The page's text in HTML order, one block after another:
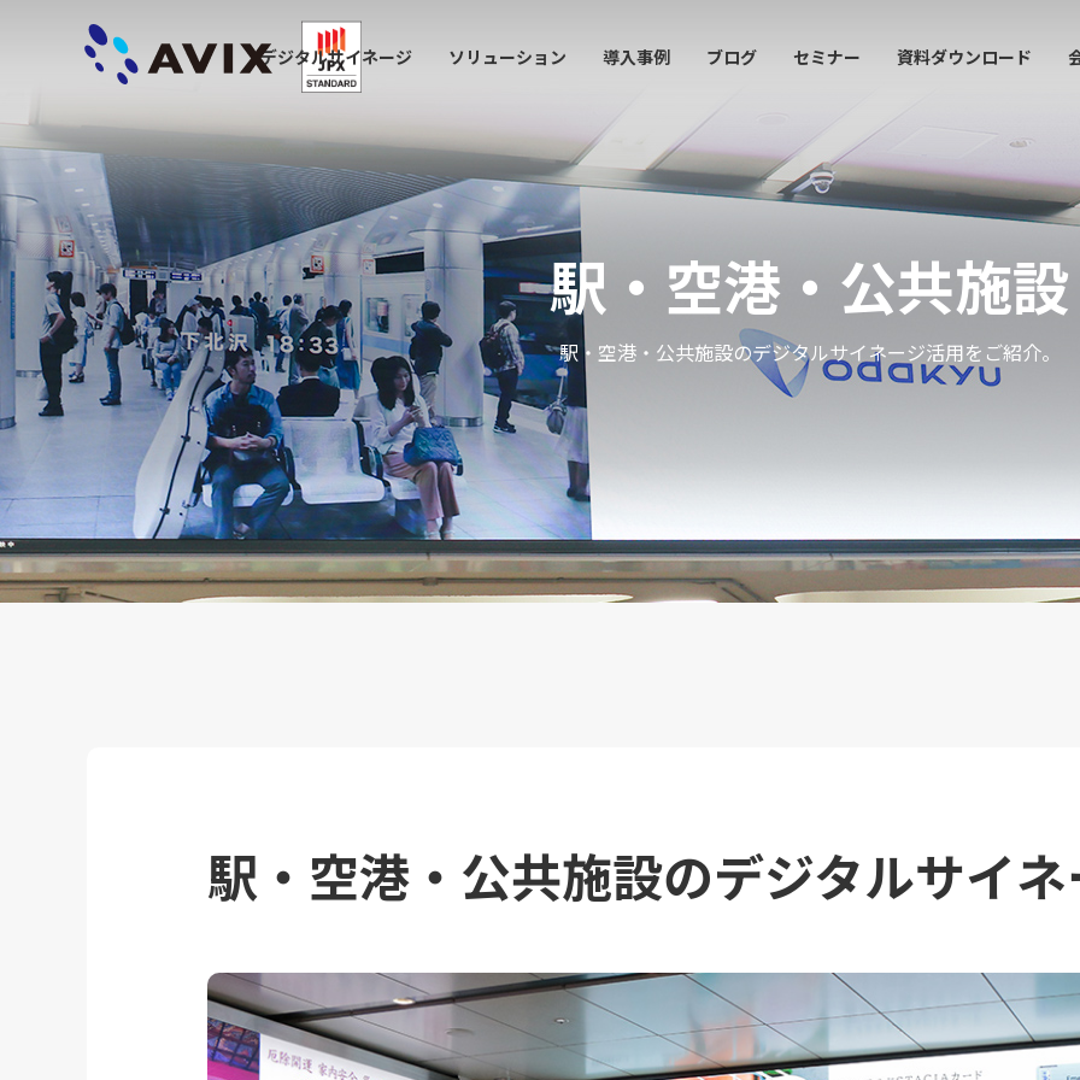
デジタルサイネージ ソリューション 導入事例 ブログ セミナー 資料ダウンロード
駅・空港・公共施設
駅・空港・公共施設のデジタルサイネージ活用をご紹介。
駅・空港・公共施設のデジタルサイ